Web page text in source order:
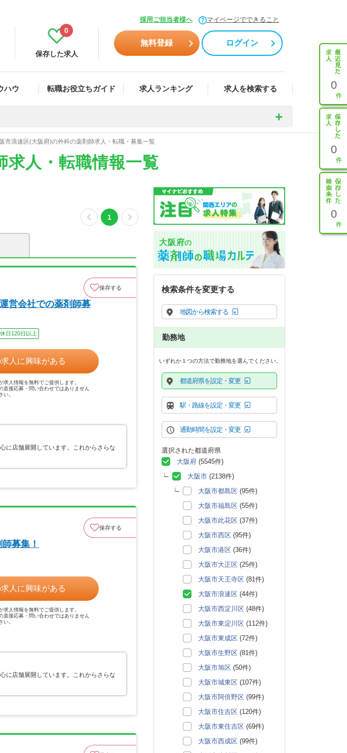
採用ご担当者様へ マイページでできること
保存した求人
0
無料登録 ログイン
ハウ 転職お役立ちガイド 求人ランキング 求人を検索する 0
0
0
市浪速区(大阪府)の外科の薬剤師求人・転職・募集一覧
求人・転職情報一覧
1
保存する
営会社での薬剤師募
日120日以上
求人に興味がある
求人情報を無料でご提供します。
直接応募・問い合わせではありません
い。
に店舗展開しています。これからさらな
保存する
募集！
求人に興味がある
求人情報を無料でご提供します。
直接応募・問い合わせではありません
い。
に店舗展開しています。これからさらな
大阪府の
検索条件を変更する
地図から検索する
勤務地
いずれか１つの方法で勤務地を選んでください。
都道府県を設定・変更
駅・路線を設定・変更
通勤時間を設定・変更
選択された都道府県
大阪府 (5545件)
大阪市 (2138件)
大阪市都島区 (95件)
大阪市福島区 (55件)
大阪市此花区 (37件)
大阪市西区 (95件)
大阪市港区 (36件)
大阪市大正区 (25件)
大阪市天王寺区 (81件)
大阪市浪速区 (44件)
大阪市西淀川区 (48件)
大阪市東淀川区 (112件)
大阪市東成区 (72件)
大阪市生野区 (81件)
大阪市旭区 (50件)
大阪市城東区 (107件)
大阪市阿倍野区 (99件)
大阪市住吉区 (120件)
大阪市東住吉区 (69件)
大阪市西成区 (99件)